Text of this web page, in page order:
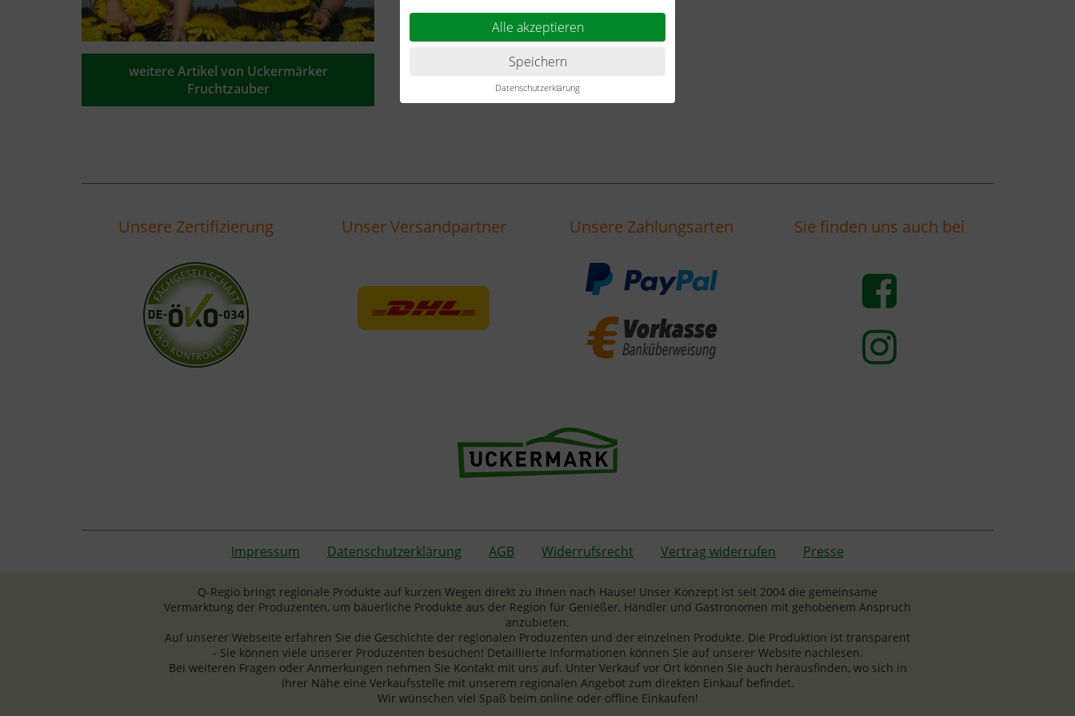
weitere Artikel von Uckermärker
Fruchtzauber
Unsere Zertifizierung Unser Versandpartner Unsere Zahlungsarten Sie finden uns auch bei
Impressum Datenschutzerklärung AGB Widerrufsrecht Vertrag widerrufen Presse
Q-Regio bringt regionale Produkte auf kurzen Wegen direkt zu Ihnen nach Hause! Unser Konzept ist seit 2004 die gemeinsame
Vermarktung der Produzenten, um bäuerliche Produkte aus der Region für Genießer, Händler und Gastronomen mit gehobenem Anspruch
anzubieten.
Auf unserer Webseite erfahren Sie die Geschichte der regionalen Produzenten und der einzelnen Produkte. Die Produktion ist transparent
- Sie können viele unserer Produzenten besuchen! Detaillierte Informationen können Sie auf unserer Website nachlesen.
Bei weiteren Fragen oder Anmerkungen nehmen Sie Kontakt mit uns auf. Unter Verkauf vor Ort können Sie auch herausfinden, wo sich in
Ihrer Nähe eine Verkaufsstelle mit unserem regionalen Angebot zum direkten Einkauf befindet.
Wir wünschen viel Spaß beim online oder offline Einkaufen!
Alle akzeptieren
Speichern
Datenschutzerklärung